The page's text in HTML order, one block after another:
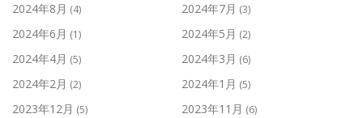
2024年8月 (4) 2024年7月 (3)
2024年6月 (1) 2024年5月 (2)
2024年4月 (5) 2024年3月 (6)
2024年2月 (2) 2024年1月 (5)
2023年12月 (5) 2023年11月 (6)